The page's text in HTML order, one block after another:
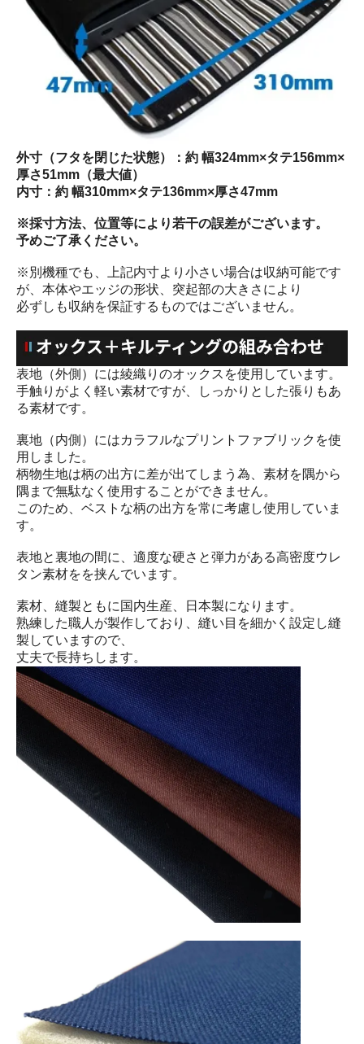
外寸（フタを閉じた状態）：約 幅324mm×タテ156mm×
厚さ51mm（最大値）
内寸：約 幅310mm×タテ136mm×厚さ47mm
※採寸方法、位置等により若干の誤差がございます。
予めご了承ください。
※別機種でも、上記内寸より小さい場合は収納可能です
が、本体やエッジの形状、突起部の大きさにより
必ずしも収納を保証するものではございません。
表地（外側）には綾織りのオックスを使用しています。
手触りがよく軽い素材ですが、しっかりとした張りもあ
る素材です。
裏地（内側）にはカラフルなプリントファブリックを使
用しました。
柄物生地は柄の出方に差が出てしまう為、素材を隅から
隅まで無駄なく使用することができません。
このため、ベストな柄の出方を常に考慮し使用していま
す。
表地と裏地の間に、適度な硬さと弾力がある高密度ウレ
タン素材をを挟んでいます。
素材、縫製ともに国内生産、日本製になります。
熟練した職人が製作しており、縫い目を細かく設定し縫
製していますので、
丈夫で長持ちします。